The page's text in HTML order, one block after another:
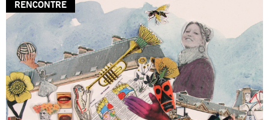
RENCONTRE